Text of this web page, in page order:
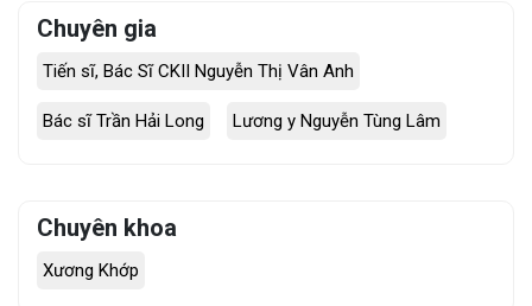
Chuyên gia
Tiến sĩ, Bác Sĩ CKII Nguyễn Thị Vân Anh
Bác sĩ Trần Hải Long Lương y Nguyễn Tùng Lâm
Chuyên khoa
Xương Khớp